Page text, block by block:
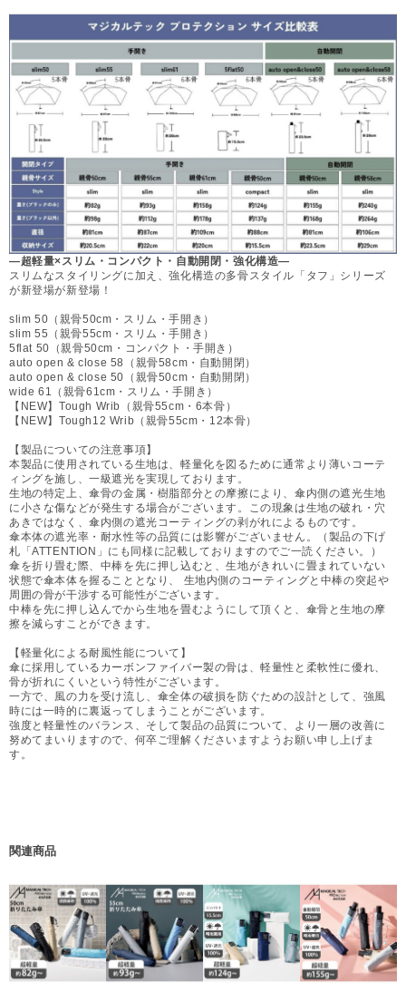
—超軽量×スリム・コンパクト・自動開閉・強化構造—
スリムなスタイリングに加え、強化構造の多骨スタイル「タフ」シリーズ
が新登場が新登場！
slim 50（親骨50cm・スリム・手開き）
slim 55（親骨55cm・スリム・手開き）
5flat 50（親骨50cm・コンパクト・手開き）
auto open & close 58（親骨58cm・自動開閉）
auto open & close 50（親骨50cm・自動開閉）
wide 61（親骨61cm・スリム・手開き）
【NEW】Tough Wrib（親骨55cm・6本骨）
【NEW】Tough12 Wrib（親骨55cm・12本骨）
【製品についての注意事項】
本製品に使用されている生地は、軽量化を図るために通常より薄いコーテ
ィングを施し、一級遮光を実現しております。
生地の特定上、傘骨の金属・樹脂部分との摩擦により、傘内側の遮光生地
に小さな傷などが発生する場合がございます。この現象は生地の破れ・穴
あきではなく、傘内側の遮光コーティングの剥がれによるものです。
傘本体の遮光率・耐水性等の品質には影響がございません。（製品の下げ
札「ATTENTION」にも同様に記載しておりますのでご一読ください。）
傘を折り畳む際、中棒を先に押し込むと、生地がきれいに畳まれていない
状態で傘本体を握ることとなり、 生地内側のコーティングと中棒の突起や
周囲の骨が干渉する可能性がございます。
中棒を先に押し込んでから生地を畳むようにして頂くと、傘骨と生地の摩
擦を減らすことができます。
【軽量化による耐風性能について】
傘に採用しているカーボンファイバー製の骨は、軽量性と柔軟性に優れ、
骨が折れにくいという特性がございます。
一方で、風の力を受け流し、傘全体の破損を防ぐための設計として、強風
時には一時的に裏返ってしまうことがございます。
強度と軽量性のバランス、そして製品の品質について、より一層の改善に
努めてまいりますので、何卒ご理解くださいますようお願い申し上げま
す。
関連商品